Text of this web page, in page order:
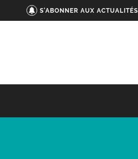
S'ABONNER AUX ACTUALITÉS